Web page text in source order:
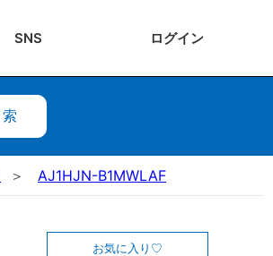
SNS ログイン
検索
AJ1HJN-B1MWLAF
お気に入り